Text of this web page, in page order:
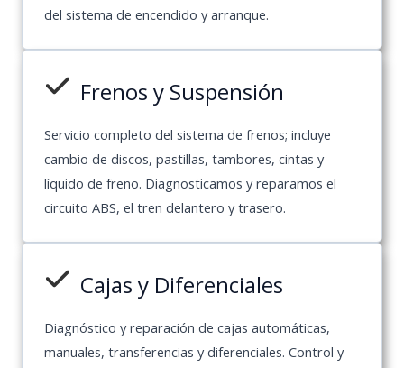
del sistema de encendido y arranque.
Frenos y Suspensión
Servicio completo del sistema de frenos; incluye
cambio de discos, pastillas, tambores, cintas y
líquido de freno. Diagnosticamos y reparamos el
circuito ABS, el tren delantero y trasero.
Cajas y Diferenciales
Diagnóstico y reparación de cajas automáticas,
manuales, transferencias y diferenciales. Control y